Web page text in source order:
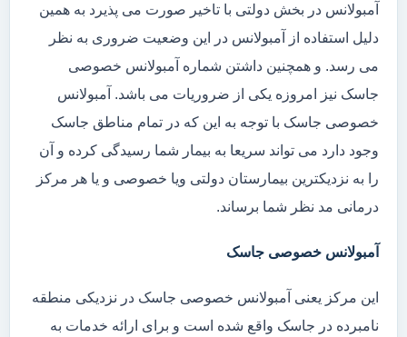
آمبولانس در بخش دولتی با تاخیر صورت می پذیرد به همین
دلیل استفاده از آمبولانس در این وضعیت ضروری به نظر
می رسد. و همچنین داشتن شماره آمبولانس خصوصی
جاسک نیز امروزه یکی از ضروریات می باشد. آمبولانس
خصوصی جاسک با توجه به این که در تمام مناطق جاسک
وجود دارد می تواند سریعا به بیمار شما رسیدگی کرده و آن
را به نزدیکترین بیمارستان دولتی ویا خصوصی و یا هر مرکز
درمانی مد نظر شما برساند.
آمبولانس خصوصی جاسک
این مرکز یعنی آمبولانس خصوصی جاسک در نزدیکی منطقه
نامبرده در جاسک واقع شده است و برای ارائه خدمات به